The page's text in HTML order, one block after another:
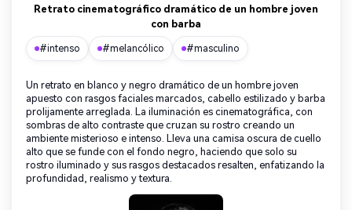
Retrato cinematográfico dramático de un hombre joven
con barba
#intenso #melancólico #masculino
Un retrato en blanco y negro dramático de un hombre joven
apuesto con rasgos faciales marcados, cabello estilizado y barba
prolijamente arreglada. La iluminación es cinematográfica, con
sombras de alto contraste que cruzan su rostro creando un
ambiente misterioso e intenso. Lleva una camisa oscura de cuello
alto que se funde con el fondo negro, haciendo que solo su
rostro iluminado y sus rasgos destacados resalten, enfatizando la
profundidad, realismo y textura.